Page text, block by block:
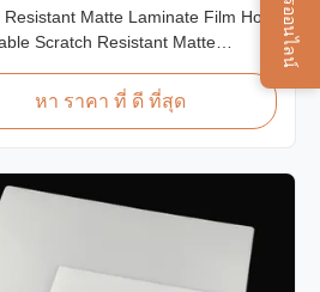
Matte Laminate Film Hot
Scratch Resistant Matte
Scratch resistant matte laminate
of the plastic laminate films we
...
หา ราคา ที่ ดี ที่สุด